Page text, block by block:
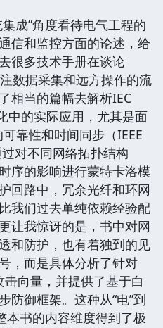
成”角度看待电气工程的
信和监控方面的论述，给
很多技术手册在谈论
数据采集和远方操作的流
相当的篇幅去解析IEC
中的实际应用，尤其是面
靠性和时间同步（IEEE
对不同网络拓扑结构
序的影响进行蒙特卡洛模
回路中，冗余光纤和环网
我们过去单纯依赖经验配
让我惊讶的是，书中对网
和防护，也有着独到的见
，而是具体分析了针对
向量，并提供了基于白
防御框架。这种从“电”到
本书的内容维度得到了极